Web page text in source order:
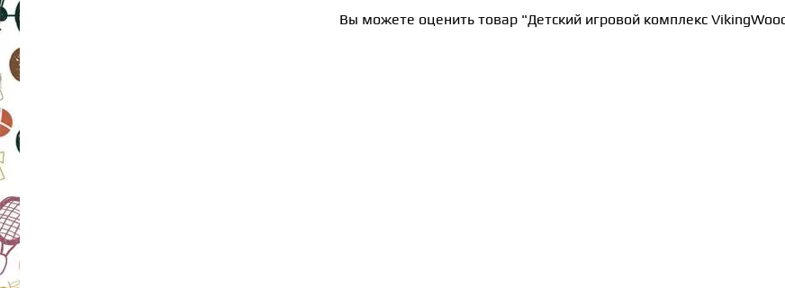
Вы можете оценить товар "Детский игровой комплекс